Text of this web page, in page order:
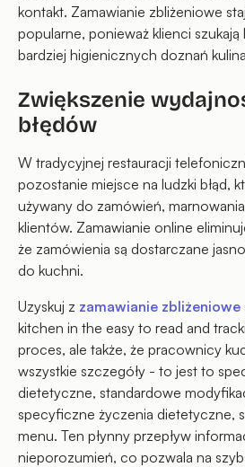
kontakt. Zamawianie zbliżeniowe
popularne, ponieważ klienci
bardziej higienicznych doznań
Zwiększenie
błędów
W tradycyjnej restauracji
pozostanie miejsce na ludzki błąd,
używany do zamówień,
klientów. Zamawianie online
że zamówienia są dostarczane
do kuchni.
Uzyskuj z zamawianie zbliżeniowe
kitchen in the easy to read and
proces, ale także, że pracownicy
wszystkie szczegóły - to jest to
dietetyczne, standardowe
specyficzne życzenia dietetyczne,
menu. Ten płynny przepływ
nieporozumień, co pozwala na